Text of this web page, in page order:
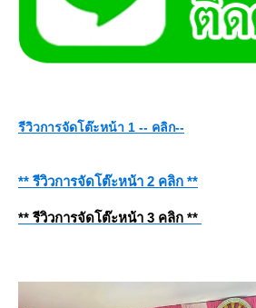
รีวิวการจัดโต๊ะหน้า 1 -- คลิก--
** รีวิวการจัดโต๊ะหน้า 2 คลิก **
** รีวิวการจัดโต๊ะหน้า 3 คลิก **